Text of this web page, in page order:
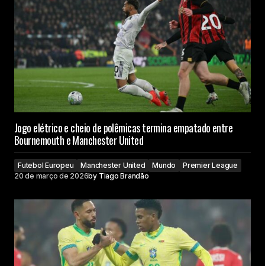
Jogo elétrico e cheio de polêmicas termina empatado entre
Bournemouth e Manchester United
Futebol Europeu Manchester United Mundo
Premier League
20 de março de 2026by Tiago Brandão